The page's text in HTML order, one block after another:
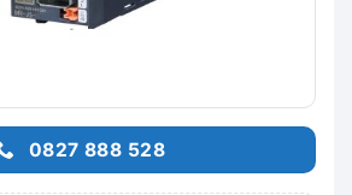
0827 888 528